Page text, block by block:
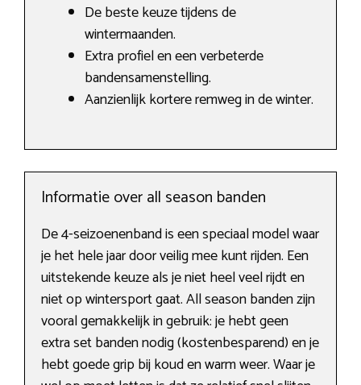
De beste keuze tijdens de
wintermaanden.
Extra profiel en een verbeterde
bandensamenstelling.
Aanzienlijk kortere remweg in de winter.
Informatie over all season banden
De 4-seizoenenband is een speciaal model waar
je het hele jaar door veilig mee kunt rijden. Een
uitstekende keuze als je niet heel veel rijdt en
niet op wintersport gaat. All season banden zijn
vooral gemakkelijk in gebruik: je hebt geen
extra set banden nodig (kostenbesparend) en je
hebt goede grip bij koud en warm weer. Waar je